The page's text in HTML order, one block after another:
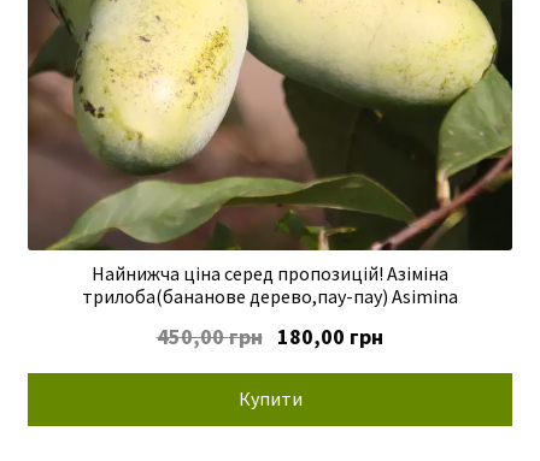
Найнижча ціна серед пропозицій! Азіміна
трилоба(бананове дерево,пау-пау) Asimina
450,00грн Оригінальна
450,00 грн.
180,00 грн
Купити